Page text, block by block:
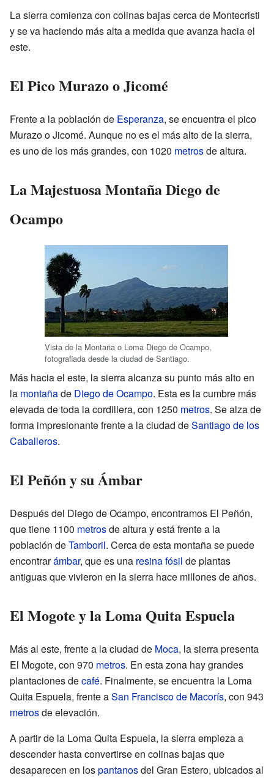
La sierra comienza con colinas bajas cerca de Montecristi
y se va haciendo más alta a medida que avanza hacia el
este.
El Pico Murazo o Jicomé
Frente a la población de Esperanza, se encuentra el pico
Murazo o Jicomé. Aunque no es el más alto de la sierra,
es uno de los más grandes, con 1020 metrosde altura.
La Majestuosa Montaña Diego de
Ocampo
Vista de la Montaña o Loma Diego de Ocampo,
fotografiada desde la ciudad de Santiago.
Más hacia el este, la sierra alcanza su punto más alto en
la montañade Diego de Ocampo. Esta es la cumbre más
elevada de toda la cordillera, con 1250 metros. Se alza de
forma impresionante frente a la ciudad deSantiago de los
Caballeros.
El Peñón y su Ámbar
Después del Diego de Ocampo, encontramos El Peñón,
que tiene 1100 metrosde altura y está frente a la
población deTamboril. Cerca de esta montaña se puede
encontrarámbar, que es una resinafósil de plantas
antiguas que vivieron en la sierra hace millones de años.
El Mogote y la Loma Quita Espuela
Más al este, frente a la ciudad de Moca, la sierra presenta
El Mogote, con 970 metros. En esta zona hay grandes
plantaciones decafé. Finalmente, se encuentra la Loma
Quita Espuela, frente aSan Francisco de Macorís, con 943
metrosde elevación.
A partir de la Loma Quita Espuela, la sierra empieza a
descender hasta convertirse en colinas bajas que
desaparecen en lospantanosdel Gran Estero, ubicados al